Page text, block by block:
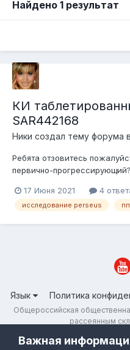
Найдено 1 результат
КИ
SAR442168
Ники создал тему форума в
Ребята отзовитесь
первично-
таблеток). Спасибо!
17 Июня 2021 4
исследование perseus
Язык Политика
Общероссийская
рассеянным
Важная